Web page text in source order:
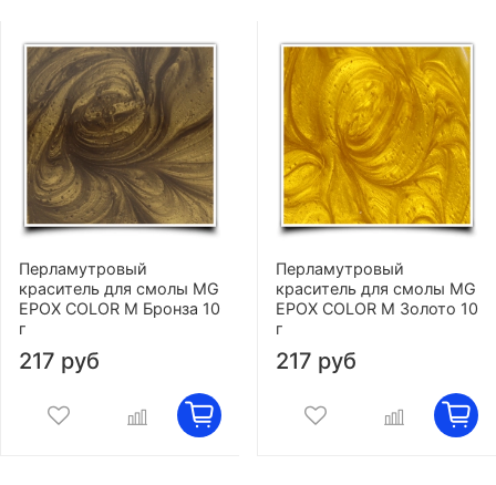
Перламутровый
краситель для смолы MG
EPOX COLOR M Бронза 10
г
217 руб
Перламутровый
краситель для смолы MG
EPOX COLOR M Золото 10
г
217 руб